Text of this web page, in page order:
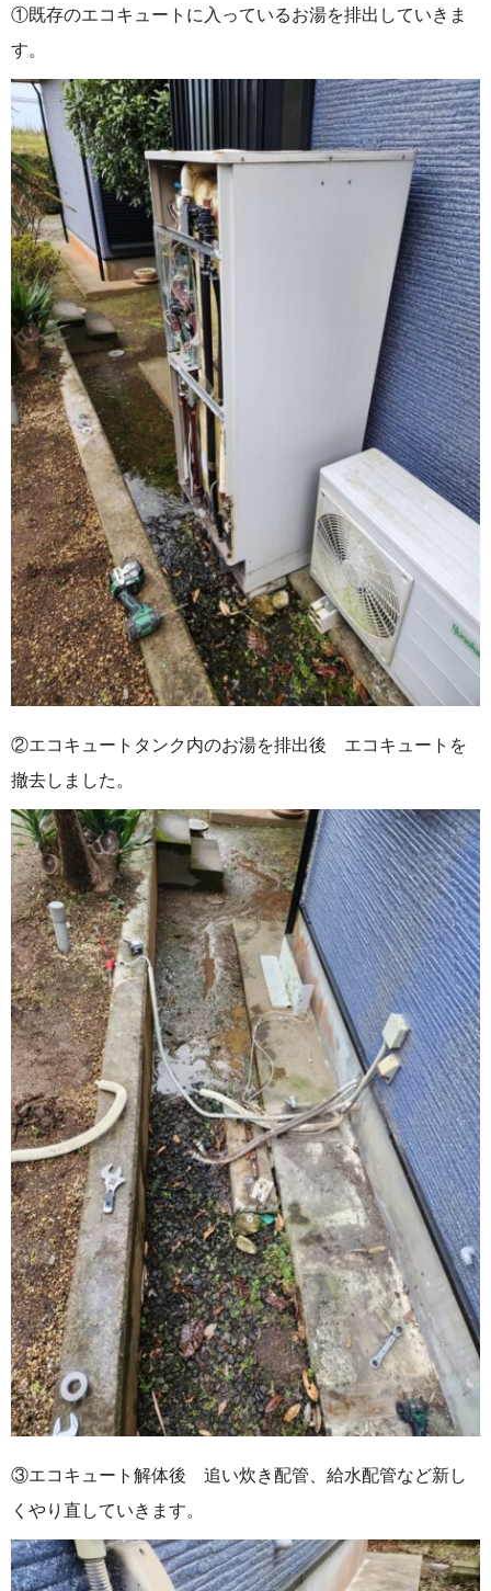
①既存のエコキュートに入っているお湯を排出していきま
す。
②エコキュートタンク内のお湯を排出後 エコキュートを
撤去しました。
③エコキュート解体後 追い炊き配管、給水配管など新し
くやり直していきます。